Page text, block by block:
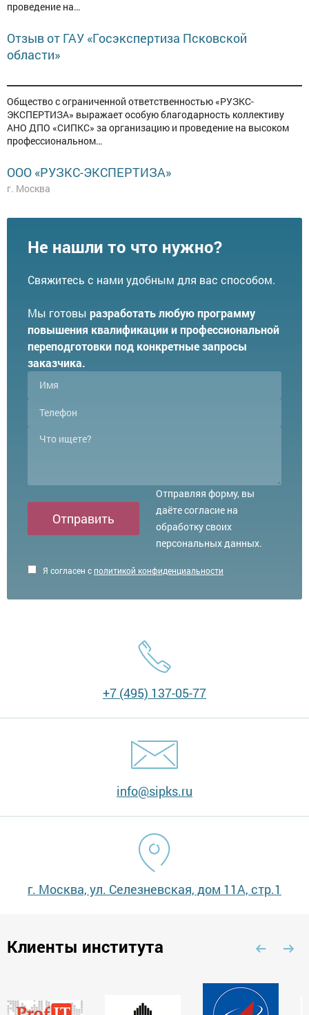
проведение на…
Отзыв от ГАУ «Госэкспертиза Псковской
области»
Общество с ограниченной ответственностью «РУЗКС-
ЭКСПЕРТИЗА» выражает особую благодарность коллективу
АНО ДПО «СИПКС» за организацию и проведение на высоком
профессиональном…
ООО «РУЗКС-ЭКСПЕРТИЗА»
г. Москва
Не нашли то что нужно?
Свяжитесь с нами удобным для вас способом.
Мы готовы разработать любую программу
повышения квалификации и профессиональной
переподготовки под конкретные запросы
заказчика.
Я согласен сполитикой конфиденциальности
Отправить
Отправляя форму, вы
даёте согласие на
обработку своих
персональных данных.
+7 (495) 137-05-77
info@sipks.ru
г. Москва, ул. Селезневская, дом 11А, стр.1
Клиенты института